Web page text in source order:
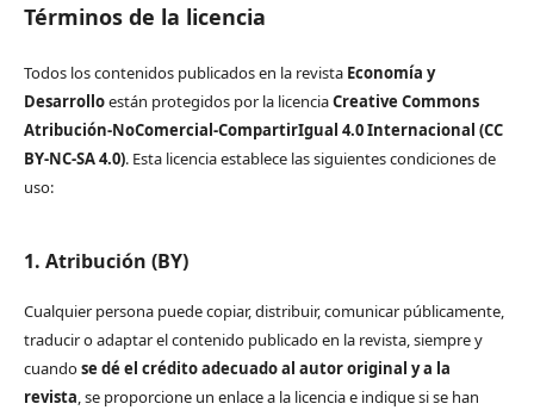
Términos de la licencia
Todos los contenidos publicados en la revista Economía y
Desarrolloestán protegidos por la licenciaCreative Commons
Atribución-NoComercial-CompartirIgual 4.0 Internacional (CC
BY-NC-SA 4.0). Esta licencia establece las siguientes condiciones de
uso:
1. Atribución (BY)
Cualquier persona puede copiar, distribuir, comunicar públicamente,
traducir o adaptar el contenido publicado en la revista, siempre y
cuandose dé el crédito adecuado al autor original y a la
revista, se proporcione un enlace a la licencia e indique si se han